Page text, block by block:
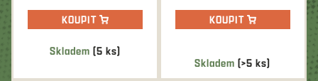
PrůměrnéSkladem(5 ks)
KOUPIT
Skladem(>5 ks)
KOUPIT